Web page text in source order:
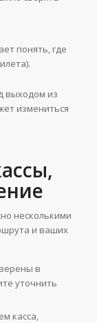
понять, где
выходом из
измениться
несколькими
и ваших
в
уточнить
касса,